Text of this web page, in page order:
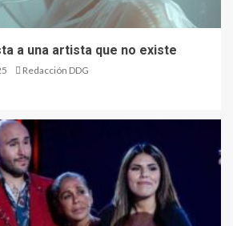
a una artista que no existe
Redacción DDG